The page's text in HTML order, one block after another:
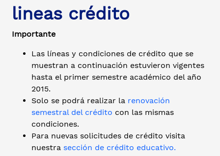
lineas crédito
Importante
Las líneas y condiciones de crédito que se
muestran a continuación estuvieron vigentes
hasta el primer semestre académico del año
2015.
Solo se podrá realizar la renovación
semestral del crédito con las mismas
condiciones.
Para nuevas solicitudes de crédito visita
nuestra sección de crédito educativo.